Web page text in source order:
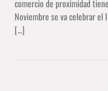
comercio de proximidad
Noviembre se va celebrar el
[...]